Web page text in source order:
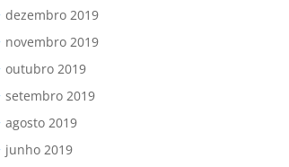
dezembro 2019
novembro 2019
outubro 2019
setembro 2019
agosto 2019
junho 2019